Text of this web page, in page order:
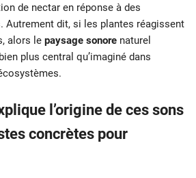
de nectar en réponse à des
Autrement dit, si les plantes réagissent
alors le paysage sonore naturel
plus central qu’imaginé dans
l’origine de ces sons
concrètes pour